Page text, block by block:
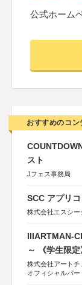
公式ホーム
おすすめのコン
スト
Jフェス事務局
SCC アプリ
株式会社エスシー
IIIARTMAN-
～ 《学生限定
株式会社アートチ
オフィシャルパ